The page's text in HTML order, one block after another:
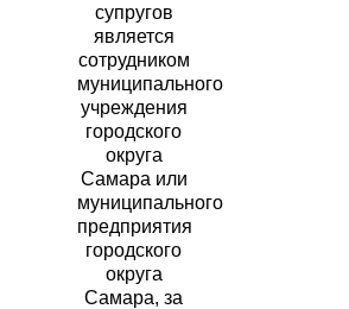
супругов
является
сотрудником
муниципального
учреждения
городского
округа
Самара или
муниципального
предприятия
городского
округа
Самара, за